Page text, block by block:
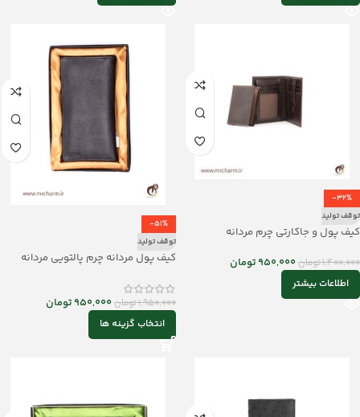
-32%
توقف تولید
کیف پول و جاکارتی چرم مردانه
1,400,000تومان950,000تومان
اطلاعات بیشتر
-51%
توقف تولید
کیف پول مردانه چرم پالتویی مردانه
1,950,000تومان950,000تومان
انتخاب گزینه ها